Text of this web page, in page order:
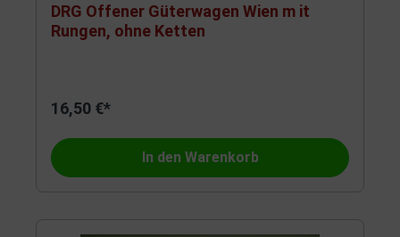
DRG Offener Güterwagen Wien m it
Rungen, ohne Ketten
16,50 €*
In den Warenkorb